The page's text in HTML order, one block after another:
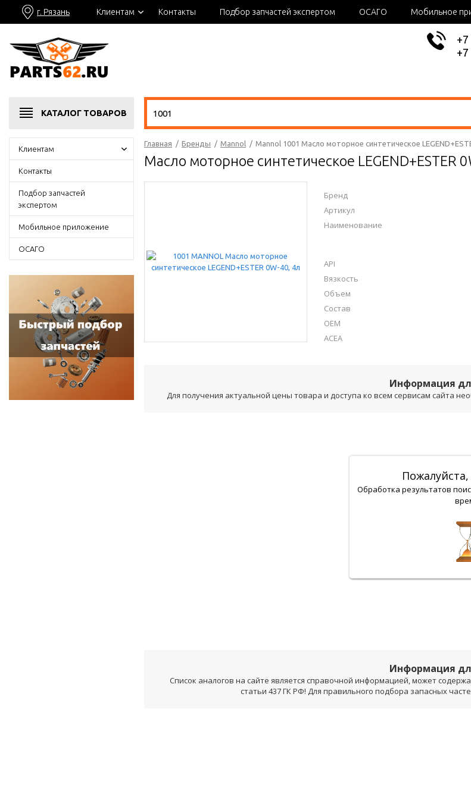
г. Рязань Клиентам Контакты Подбор запчастей экспертом ОСАГО Мобильное
КАТАЛОГ ТОВАРОВ
Клиентам
Контакты
Подбор запчастей
экспертом
Мобильное приложение
ОСАГО
Главная / Бренды / Mannol / Mannol 1001 Масло моторное синтетическое
Масло моторное синтетическое LEGEND+ESTER
Бренд
Артикул
Наименование
API
Вязкость
Объем
Состав
OEM
ACEA
Информация
Для получения актуальной цены товара и доступа ко всем сервисам сайта
Обработка результатов
Информация
Список аналогов на сайте является справочной информацией, может
статьи 437 ГК РФ! Для правильного подбора запасных